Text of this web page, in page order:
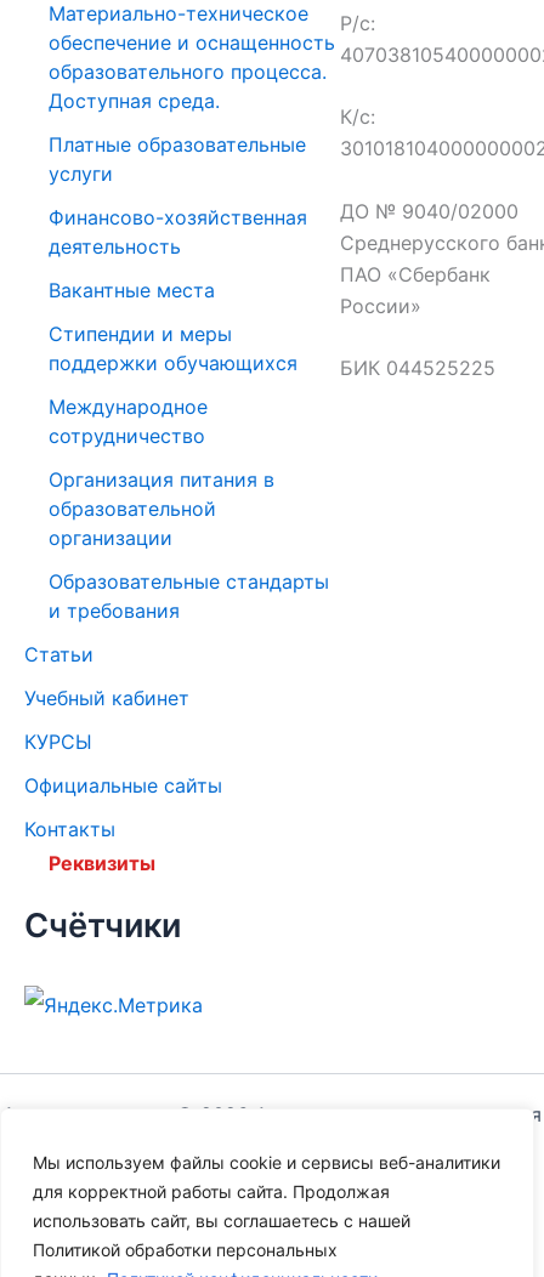
Мы используем файлы cookie и сервисы веб-аналитики
для корректной работы сайта. Продолжая
использовать сайт, вы соглашаетесь с нашей
Политикой обработки персональных
Материально-техническое
обеспечение и оснащенность
образовательного процесса.
Доступная среда.
Платные образовательные
услуги
Финансово-хозяйственная
деятельность
Вакантные места
Стипендии и меры
поддержки обучающихся
Международное
сотрудничество
Организация питания в
образовательной
организации
Образовательные стандарты
и требования
Статьи
Учебный кабинет
КУРСЫ
Официальные сайты
Контакты
Реквизиты
Счётчики
Р/с:
К/с:
ДО № 9040/02000
Среднерусского
ПАО «Сбербанк
России»
БИК 044525225
Авторское право © 2026 Автономная некоммерческая
образования "Институт правовых и социальных
отношений"| На платформе Тема Astra WordPress